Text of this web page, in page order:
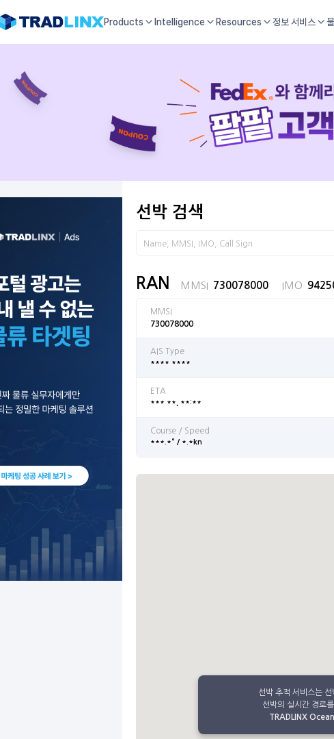
Products Intelligence Resources 정보 서비스
선박 검색
RAN MMSI 730078000 IMO
MMSI
730078000
AIS Type
**** ****
ETA
*** **, **:**
Course / Speed
***.*° / *.*kn
선박 추적 서비스는
선박의 실시간 경로
TRADLINX